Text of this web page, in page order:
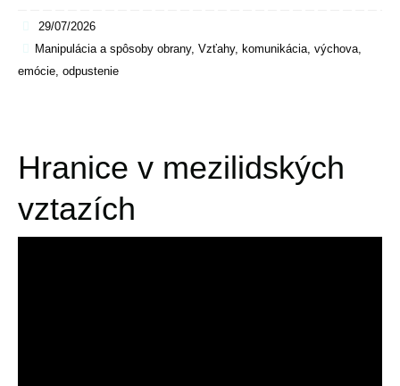
29/07/2026
Manipulácia a spôsoby obrany, Vzťahy, komunikácia, výchova,
emócie, odpustenie
Hranice v mezilidských
vztazích